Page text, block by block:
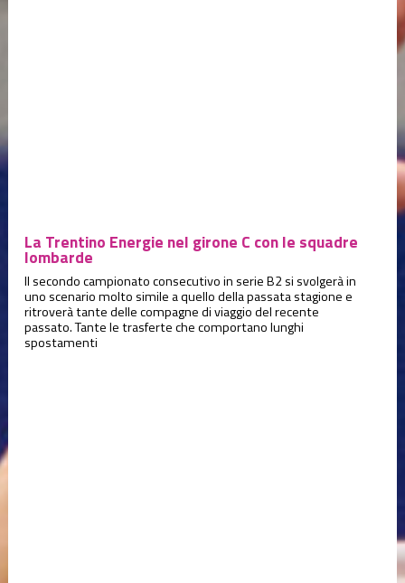
La Trentino Energie nel girone C con le squadre
lombarde
Il secondo campionato consecutivo in serie B2 si svolgerà in
uno scenario molto simile a quello della passata stagione e
ritroverà tante delle compagne di viaggio del recente
passato. Tante le trasferte che comportano lunghi
spostamenti